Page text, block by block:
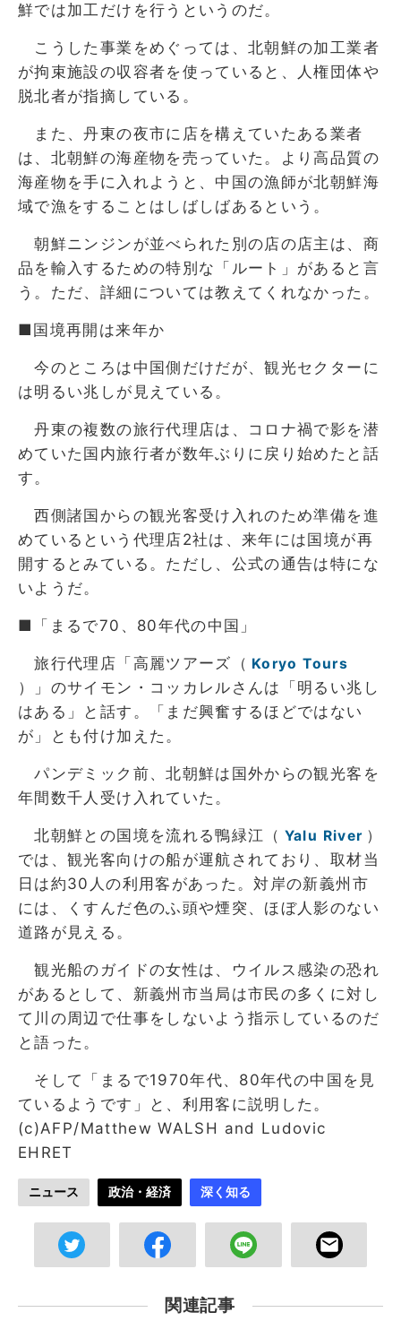
鮮では加工だけを行うというのだ。
こうした事業をめぐっては、北朝鮮の加工業者
が拘束施設の収容者を使っていると、人権団体や
脱北者が指摘している。
また、丹東の夜市に店を構えていたある業者
は、北朝鮮の海産物を売っていた。より高品質の
海産物を手に入れようと、中国の漁師が北朝鮮海
域で漁をすることはしばしばあるという。
朝鮮ニンジンが並べられた別の店の店主は、商
品を輸入するための特別な「ルート」があると言
う。ただ、詳細については教えてくれなかった。
■国境再開は来年か
今のところは中国側だけだが、観光セクターに
は明るい兆しが見えている。
丹東の複数の旅行代理店は、コロナ禍で影を潜
めていた国内旅行者が数年ぶりに戻り始めたと話
す。
西側諸国からの観光客受け入れのため準備を進
めているという代理店2社は、来年には国境が再
開するとみている。ただし、公式の通告は特にな
いようだ。
■「まるで70、80年代の中国」
旅行代理店「高麗ツアーズ（ Koryo Tours
）」のサイモン・コッカレルさんは「明るい兆し
はある」と話す。「まだ興奮するほどではない
が」とも付け加えた。
パンデミック前、北朝鮮は国外からの観光客を
年間数千人受け入れていた。
北朝鮮との国境を流れる鴨緑江（ Yalu River ）
では、観光客向けの船が運航されており、取材当
日は約30人の利用客があった。対岸の新義州市
には、くすんだ色のふ頭や煙突、ほぼ人影のない
道路が見える。
観光船のガイドの女性は、ウイルス感染の恐れ
があるとして、新義州市当局は市民の多くに対し
て川の周辺で仕事をしないよう指示しているのだ
と語った。
そして「まるで1970年代、80年代の中国を見
ているようです」と、利用客に説明した。
(c)AFP/Matthew WALSH and Ludovic
EHRET
ニュース 政治・経済 深く知る
関連記事